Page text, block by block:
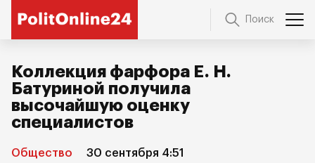
Поиск
Коллекция фарфора Е. Н.
Батуриной получила
высочайшую оценку
специалистов
Общество 30 сентября 4:51